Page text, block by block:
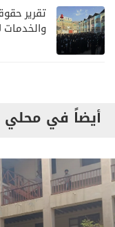
تقرير
والخدمات
أيضاً في محلي